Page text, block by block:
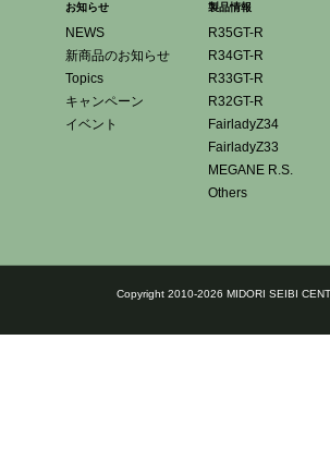
お知らせ
NEWS
新商品のお知らせ
Topics
キャンペーン
イベント
製品情報
R35GT-R
R34GT-R
R33GT-R
R32GT-R
FairladyZ34
FairladyZ33
MEGANE R.S.
Others
Copyright 2010-2026 MIDORI SEIBI